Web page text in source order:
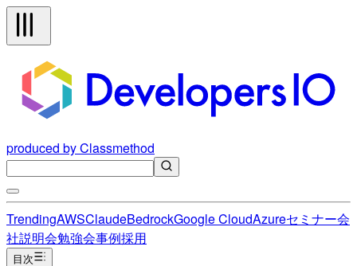
produced by Classmethod
TrendingAWSClaudeBedrockGoogle CloudAzureセミナー会
社説明会勉強会事例採用
目次